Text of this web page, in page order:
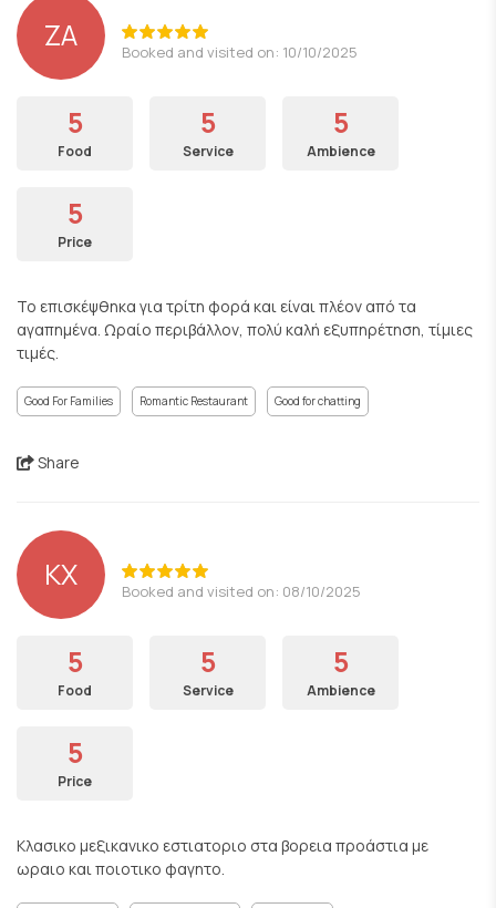
ZA Booked and visited on: 10/10/2025
5
Food
5
Service
5
Ambience
5
Price
Το επισκέψθηκα για τρίτη φορά και είναι πλέον από τα
αγαπημένα. Ωραίο περιβάλλον, πολύ καλή εξυπηρέτηση, τίμιες
τιμές.
Good For Families Romantic Restaurant Good for chatting
Share
ΚΧ Booked and visited on: 08/10/2025
5
Food
5
Service
5
Ambience
5
Price
Κλασικο μεξικανικο εστιατοριο στα βορεια προάστια με
ωραιο και ποιοτικο φαγητο.